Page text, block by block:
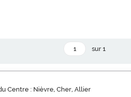
sur 1
Centre : Nièvre, Cher, Allier